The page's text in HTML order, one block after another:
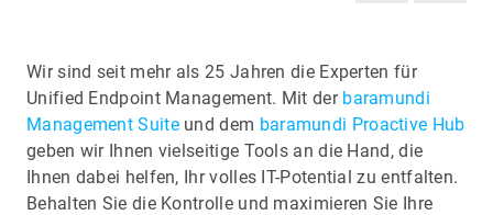
Wir sind seit mehr als 25 Jahren die Experten für
Unified Endpoint Management. Mit der baramundi
Management Suiteund dem baramundi Proactive Hub
geben wir Ihnen vielseitige Tools an die Hand, die
Ihnen dabei helfen, Ihr volles IT-Potential zu entfalten.
Behalten Sie die Kontrolle und maximieren Sie Ihre